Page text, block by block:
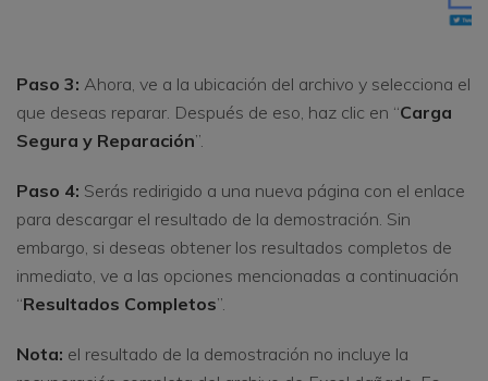
Paso 3: Ahora, ve a la ubicación del archivo y selecciona el
que deseas reparar. Después de eso, haz clic en “Carga
Segura y Reparación”.
Paso 4: Serás redirigido a una nueva página con el enlace
para descargar el resultado de la demostración. Sin
embargo, si deseas obtener los resultados completos de
inmediato, ve a las opciones mencionadas a continuación
“Resultados Completos”.
Nota: el resultado de la demostración no incluye la